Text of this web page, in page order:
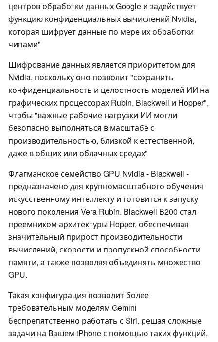
центров обработки данных Google и задействует
функцию конфиденциальных вычислений Nvidia,
которая шифрует данные по мере их обработки
чипами"
Шифрование данных является приоритетом для
Nvidia, поскольку оно позволит "сохранить
конфиденциальность и целостность моделей ИИ на
графических процессорах Rubin, Blackwell и Hopper",
чтобы "важные рабочие нагрузки ИИ могли
безопасно выполняться в масштабе с
производительностью, близкой к естественной,
даже в общих или облачных средах"
Флагманское семейство GPU Nvidia - Blackwell -
предназначено для крупномасштабного обучения
искусственному интеллекту и готовится к запуску
нового поколения Vera Rubin. Blackwell B200 стал
преемником архитектуры Hopper, обеспечивая
значительный прирост производительности
вычислений, скорости и пропускной способности
памяти, а также позволяя объединять множество
GPU.
Такая конфигурация позволит более
требовательным моделям Gemini
беспрепятственно работать с Siri, решая сложные
задачи на Вашем iPhone с помощью таких функций,